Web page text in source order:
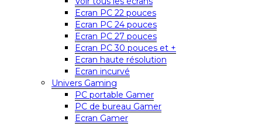
Ecran PC 22 pouces
Ecran PC 24 pouces
Ecran PC 27 pouces
Ecran PC 30 pouces et +
Ecran haute résolution
Ecran incurvé
Univers Gaming
PC portable Gamer
PC de bureau Gamer
Ecran Gamer